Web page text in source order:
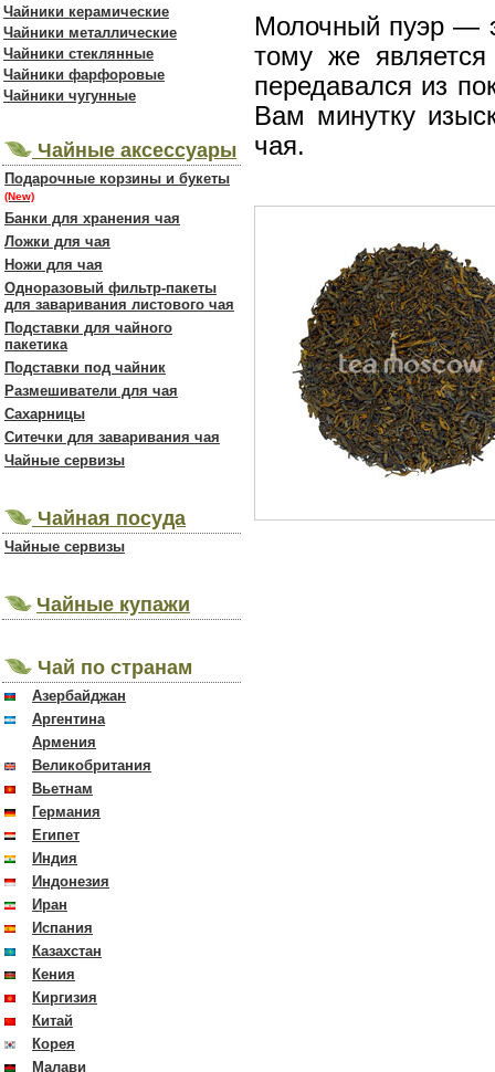
Чайники керамические
Чайники металлические
Чайники стеклянные
Чайники фарфоровые
Чайники чугунные
Чайные аксессуары
Подарочные корзины и букеты
(New)
Банки для хранения чая
Ложки для чая
Ножи для чая
Одноразовый фильтр-пакеты
для заваривания листового чая
Подставки для чайного
пакетика
Подставки под чайник
Размешиватели для чая
Сахарницы
Ситечки для заваривания чая
Чайные сервизы
Чайная посуда
Чайные сервизы
Чайные купажи
Чай по странам
Азербайджан
Аргентина
Армения
Великобритания
Вьетнам
Германия
Египет
Индия
Индонезия
Иран
Испания
Казахстан
Кения
Киргизия
Китай
Корея
Малави
Молочный пуэр —
тому же
передавался из
Вам минутку
чая.